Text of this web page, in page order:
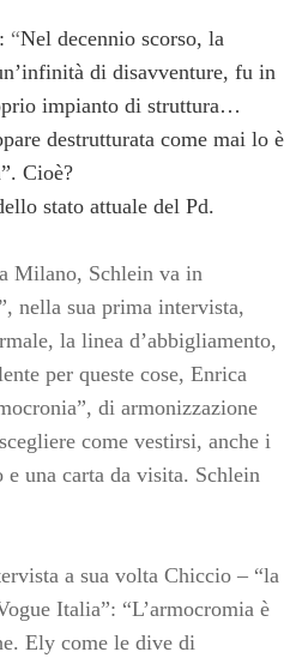
“Nel decennio scorso, la
di disavventure, fu in
impianto di struttura…
destrutturata come mai lo è
. Cioè?
stato attuale del Pd.
Milano, Schlein va in
nella sua prima intervista,
la linea d’abbigliamento,
per queste cose, Enrica
di armonizzazione
come vestirsi, anche i
una carta da visita. Schlein
a sua volta Chiccio – “la
Italia”: “L’armocromia è
Ely come le dive di